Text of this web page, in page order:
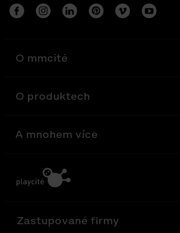
O mmcité
O produktech
A mnohem více
Zastupované firmy